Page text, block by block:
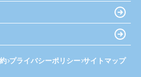
プライバシーポリシー サイトマップ